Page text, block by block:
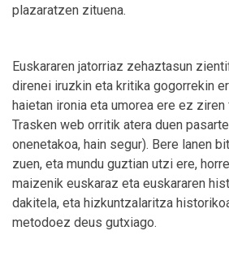
plazaratzen zituena.
Euskararen jatorriaz zehaztasun
direnei iruzkin eta kritika gogorrekin
haietan ironia eta umorea ere ez
Trasken web orritik atera duen
onenetakoa, hain segur). Bere lanen
zuen, eta mundu guztian utzi ere,
maizenik euskaraz eta euskararen
dakitela, eta hizkuntzalaritza
metodoez deus gutxiago.